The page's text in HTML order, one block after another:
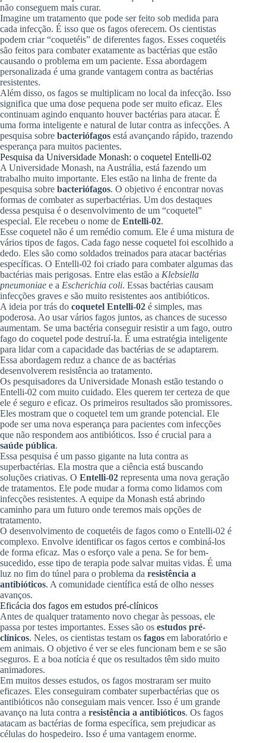
não conseguem mais curar.
Imagine um tratamento que pode ser feito sob medida para
cada infecção. É isso que os fagos oferecem. Os cientistas
podem criar “coquetéis” de diferentes fagos. Esses coquetéis
são feitos para combater exatamente as bactérias que estão
causando o problema em um paciente. Essa abordagem
personalizada é uma grande vantagem contra as bactérias
resistentes.
Além disso, os fagos se multiplicam no local da infecção. Isso
significa que uma dose pequena pode ser muito eficaz. Eles
continuam agindo enquanto houver bactérias para atacar. É
uma forma inteligente e natural de lutar contra as infecções. A
pesquisa sobre bacteriófagos está avançando rápido, trazendo
esperança para muitos pacientes.
Pesquisa da Universidade Monash: o coquetel Entelli-02
A Universidade Monash, na Austrália, está fazendo um
trabalho muito importante. Eles estão na linha de frente da
pesquisa sobre bacteriófagos. O objetivo é encontrar novas
formas de combater as superbactérias. Um dos destaques
dessa pesquisa é o desenvolvimento de um “coquetel”
especial. Ele recebeu o nome de Entelli-02.
Esse coquetel não é um remédio comum. Ele é uma mistura de
vários tipos de fagos. Cada fago nesse coquetel foi escolhido a
dedo. Eles são como soldados treinados para atacar bactérias
específicas. O Entelli-02 foi criado para combater algumas das
bactérias mais perigosas. Entre elas estão a Klebsiella
pneumoniae e a Escherichia coli. Essas bactérias causam
infecções graves e são muito resistentes aos antibióticos.
A ideia por trás do coquetel Entelli-02 é simples, mas
poderosa. Ao usar vários fagos juntos, as chances de sucesso
aumentam. Se uma bactéria conseguir resistir a um fago, outro
fago do coquetel pode destruí-la. É uma estratégia inteligente
para lidar com a capacidade das bactérias de se adaptarem.
Essa abordagem reduz a chance de as bactérias
desenvolverem resistência ao tratamento.
Os pesquisadores da Universidade Monash estão testando o
Entelli-02 com muito cuidado. Eles querem ter certeza de que
ele é seguro e eficaz. Os primeiros resultados são promissores.
Eles mostram que o coquetel tem um grande potencial. Ele
pode ser uma nova esperança para pacientes com infecções
que não respondem aos antibióticos. Isso é crucial para a
saúde pública.
Essa pesquisa é um passo gigante na luta contra as
superbactérias. Ela mostra que a ciência está buscando
soluções criativas. O Entelli-02 representa uma nova geração
de tratamentos. Ele pode mudar a forma como lidamos com
infecções resistentes. A equipe da Monash está abrindo
caminho para um futuro onde teremos mais opções de
tratamento.
O desenvolvimento de coquetéis de fagos como o Entelli-02 é
complexo. Envolve identificar os fagos certos e combiná-los
de forma eficaz. Mas o esforço vale a pena. Se for bem-
sucedido, esse tipo de terapia pode salvar muitas vidas. É uma
luz no fim do túnel para o problema da resistência a
antibióticos. A comunidade científica está de olho nesses
avanços.
Eficácia dos fagos em estudos pré-clínicos
Antes de qualquer tratamento novo chegar às pessoas, ele
passa por testes importantes. Esses são os estudos pré-
clínicos. Neles, os cientistas testam os fagos em laboratório e
em animais. O objetivo é ver se eles funcionam bem e se são
seguros. E a boa notícia é que os resultados têm sido muito
animadores.
Em muitos desses estudos, os fagos mostraram ser muito
eficazes. Eles conseguiram combater superbactérias que os
antibióticos não conseguiam mais vencer. Isso é um grande
avanço na luta contra a resistência a antibióticos. Os fagos
atacam as bactérias de forma específica, sem prejudicar as
células do hospedeiro. Isso é uma vantagem enorme.